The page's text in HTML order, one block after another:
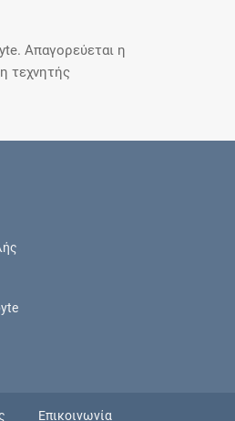
Απαγορεύεται η
τεχνητής
Επικοινωνία